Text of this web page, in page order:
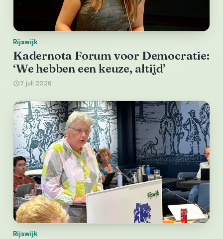
Rijswijk
Kadernota Forum voor Democratie:
‘We hebben een keuze, altijd’
7 juli 2026
Rijswijk